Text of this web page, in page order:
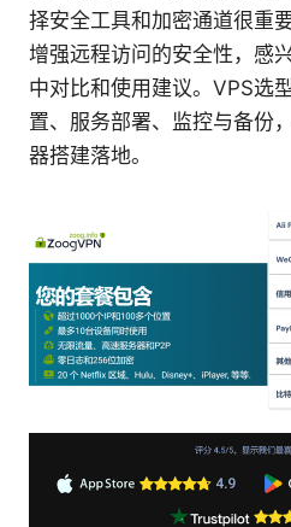
择安全工具和加密通道很重
增强远程访问的安全性，感
中对比和使用建议。VPS选
置、服务部署、监控与备份
器搭建落地。